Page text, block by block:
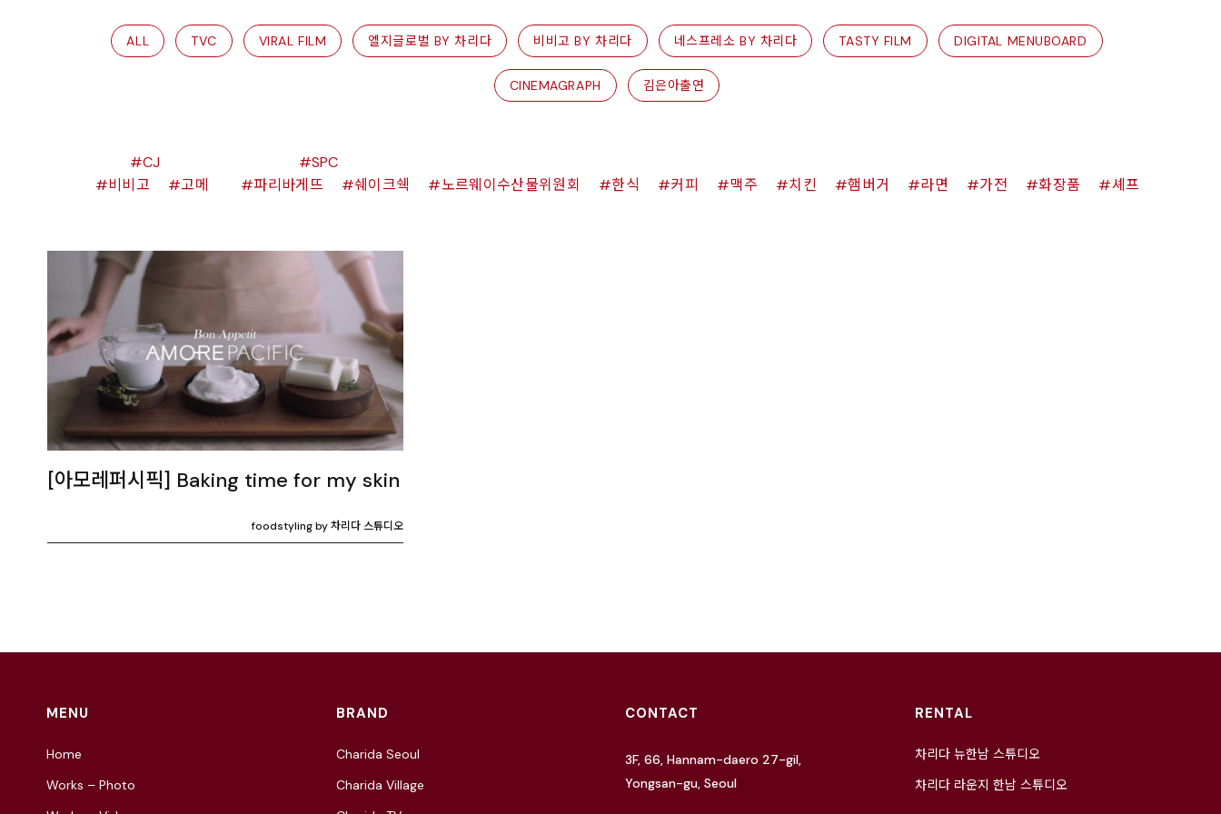
ALL TVC VIRAL FILM 엘지글로벌 BY 차리다 비비고 BY 차리다 네스프레소 BY 차리다 TASTY FILM DIGITAL MENUBOARD
CINEMAGRAPH 김은아출연
CJ
비비고
고메
SPC
파리바게뜨
쉐이크쉑 노르웨이수산물위원회 한식 커피 맥주 치킨 햄버거 라면 가전 화장품 셰프
[아모레퍼시픽] Baking time for my skin
foodstyling by 차리다 스튜디오
MENU
Home
Works – Photo
BRAND
Charida Seoul
Charida Village
CONTACT
3F, 66, Hannam-daero 27-gil,
Yongsan-gu, Seoul
RENTAL
차리다 뉴한남 스튜디오
차리다 라운지 한남 스튜디오